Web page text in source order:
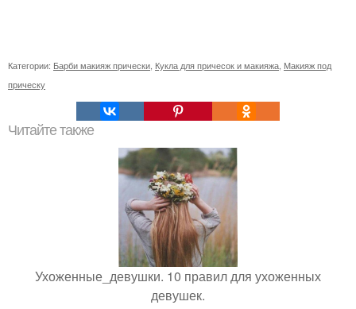
Категории: Барби макияж прически Кукла для причесок и макияжа Макияж под
прическу
Читайте также
Ухоженные_девушки. 10 правил для ухоженных
девушек.